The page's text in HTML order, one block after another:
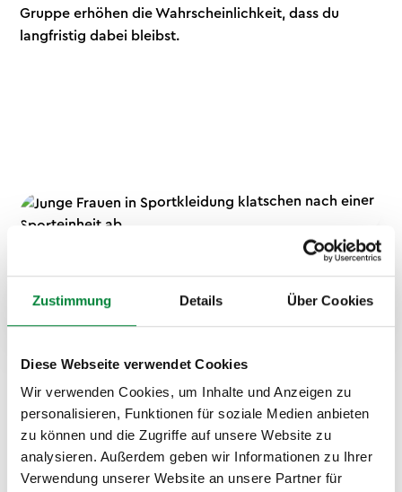
Zustimmung Details Über Cookies
Diese Webseite verwendet Cookies
Wir verwenden Cookies, um Inhalte und Anzeigen zu
personalisieren, Funktionen für soziale Medien anbieten
zu können und die Zugriffe auf unsere Website zu
analysieren. Außerdem geben wir Informationen zu Ihrer
Verwendung unserer Website an unsere Partner für
Gruppe erhöhen die Wahrscheinlichkeit, dass du
langfristig dabei bleibst.
So läuft die Organisation für
euer Unternehmen
Flexibel buchbar: Inhouse oder
outdoor
Der Workshop passt sich an eure Gegebenheiten an.
Ihr habt einen Besprechungsraum und ein